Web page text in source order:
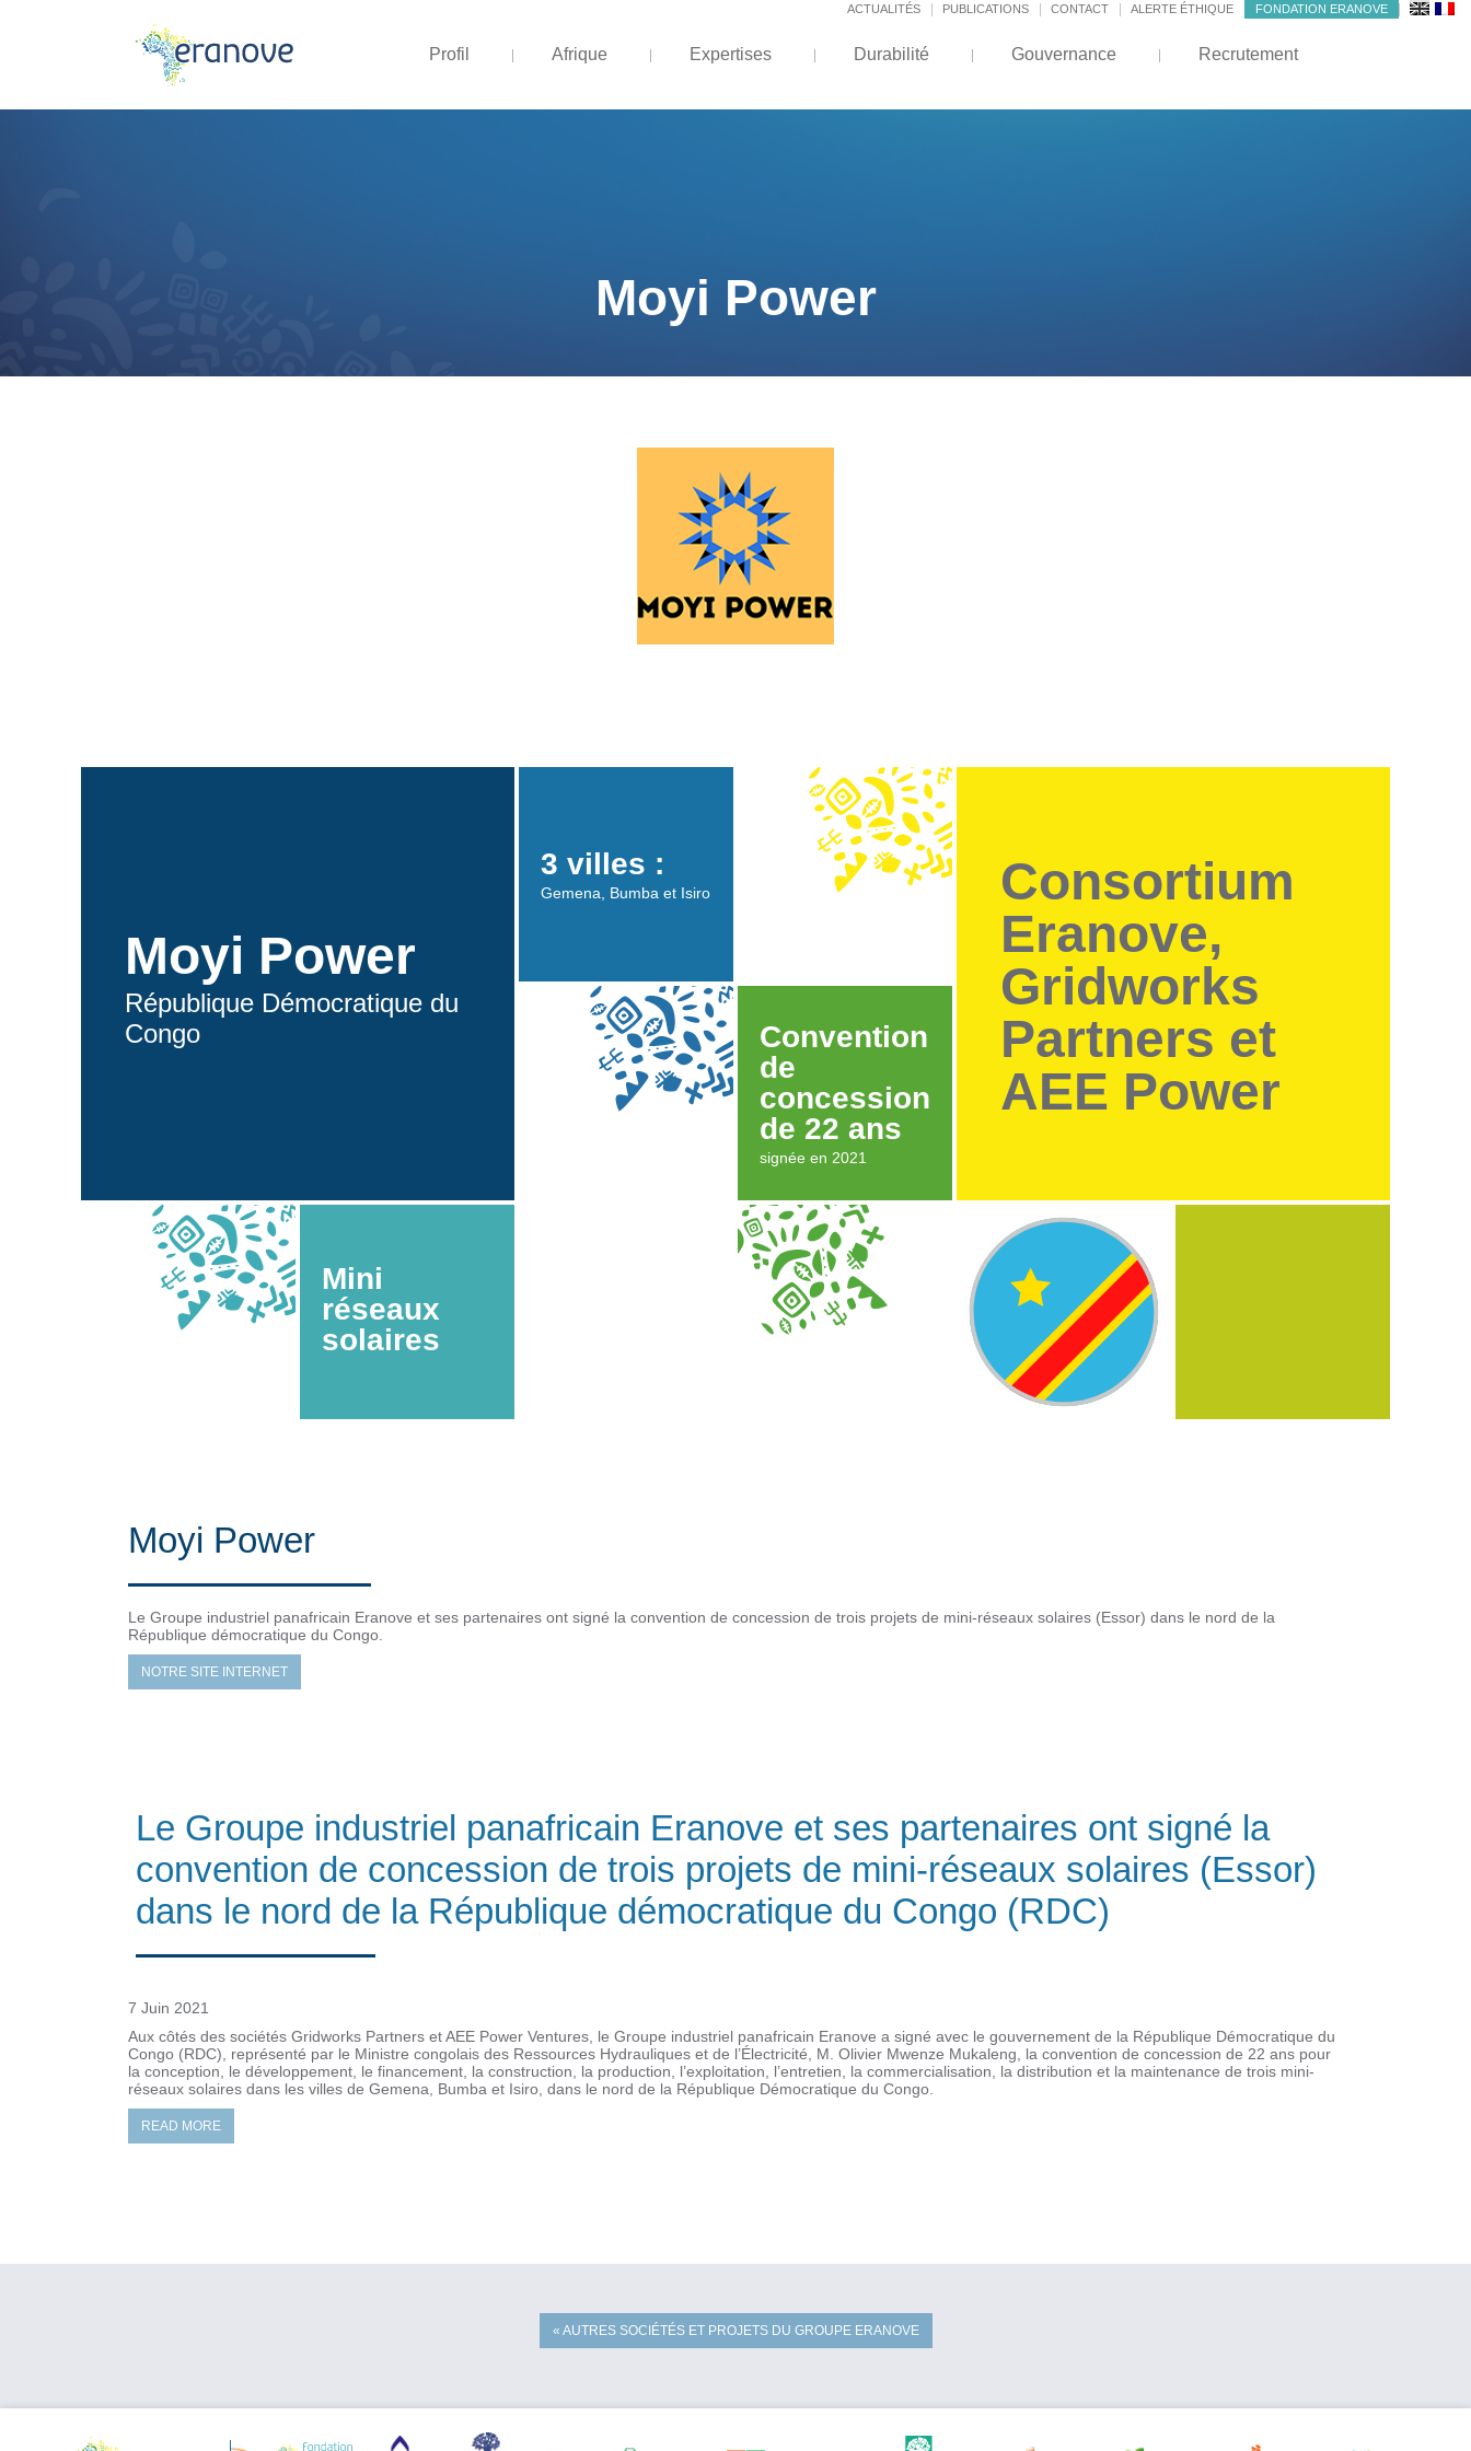
ACTUALITÉS PUBLICATIONS CONTACT ALERTE ÉTHIQUE FONDATION ERANOVE
Profil Afrique Expertises Durabilité Gouvernance Recrutement
Moyi Power
Moyi Power
République Démocratique du
Congo
3 villes :
Gemena, Bumba et Isiro
Mini
réseaux
solaires
Convention
de
concession
de 22 ans
signée en 2021
Consortium
Eranove,
Gridworks
Partners et
AEE Power
Moyi Power
Le Groupe industriel panafricain Eranove et ses partenaires ont signé la convention de concession de trois projets de mini-réseaux solaires (Essor) dans le nord de la
République démocratique du Congo.
NOTRE SITE INTERNET
Le Groupe industriel panafricain Eranove et ses partenaires ont signé la
convention de concession de trois projets de mini-réseaux solaires (Essor)
dans le nord de la République démocratique du Congo (RDC)
7 Juin 2021
Aux côtés des sociétés Gridworks Partners et AEE Power Ventures, le Groupe industriel panafricain Eranove a signé avec le gouvernement de la République Démocratique du
Congo (RDC), représenté par le Ministre congolais des Ressources Hydrauliques et de l’Électricité, M. Olivier Mwenze Mukaleng, la convention de concession de 22 ans pour
la conception, le développement, le financement, la construction, la production, l’exploitation, l’entretien, la commercialisation, la distribution et la maintenance de trois mini-
réseaux solaires dans les villes de Gemena, Bumba et Isiro, dans le nord de la République Démocratique du Congo.
READ MORE
« AUTRES SOCIÉTÉS ET PROJETS DU GROUPE ERANOVE